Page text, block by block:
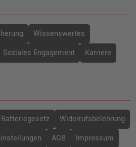
Wissenswertes
Soziales Engagement
Karriere
Batteriegesetz
Widerrufsbelehrung
AGB Impressum